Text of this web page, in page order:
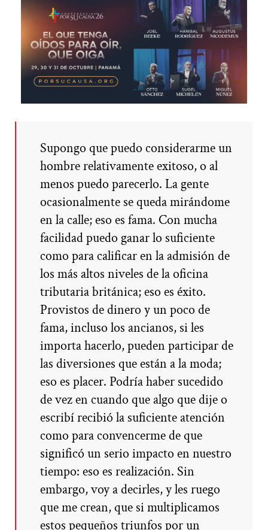
Supongo que puedo considerarme un
hombre relativamente exitoso, o al
menos puedo parecerlo. La gente
ocasionalmente se queda mirándome
en la calle; eso es fama. Con mucha
facilidad puedo ganar lo suficiente
como para calificar en la admisión de
los más altos niveles de la oficina
tributaria británica; eso es éxito.
Provistos de dinero y un poco de
fama, incluso los ancianos, si les
importa hacerlo, pueden participar de
las diversiones que están a la moda;
eso es placer. Podría haber sucedido
de vez en cuando que algo que dije o
escribí recibió la suficiente atención
como para convencerme de que
significó un serio impacto en nuestro
tiempo: eso es realización. Sin
embargo, voy a decirles, y les ruego
que me crean, que si multiplicamos
estos pequeños triunfos por un